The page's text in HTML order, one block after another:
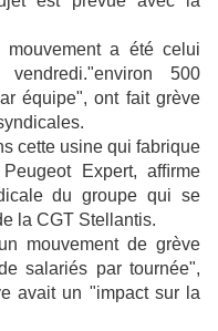
a été celui
500
équipe", ont fait grève
cette usine qui fabrique
Expert, afﬁrme
du groupe qui se
la CGT Stellantis.
mouvement de grève
salariés par tournée",
avait un "impact sur la